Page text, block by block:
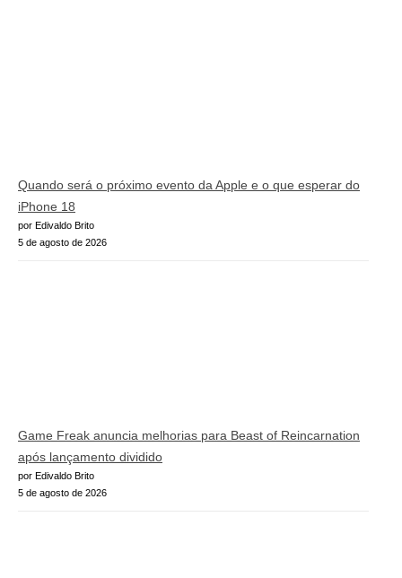
Quando será o próximo evento da Apple e o que esperar do
iPhone 18
por Edivaldo Brito
5 de agosto de 2026
Game Freak anuncia melhorias para Beast of Reincarnation
após lançamento dividido
por Edivaldo Brito
5 de agosto de 2026